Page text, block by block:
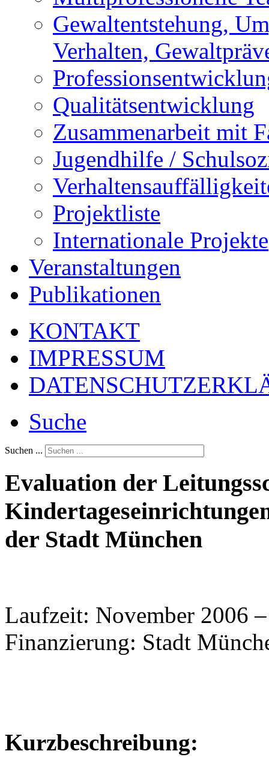
Gewaltentstehung,
Verhalten,
Qualitätsentwicklung
Zusammenarbeit mit
Jugendhilfe /
Projektliste
Internationale Projekte
Veranstaltungen
Publikationen
KONTAKT
IMPRESSUM
Suche
Suchen ...
Evaluation der
der Stadt München
Laufzeit: November 2006
Finanzierung: Stadt
Kurzbeschreibung: